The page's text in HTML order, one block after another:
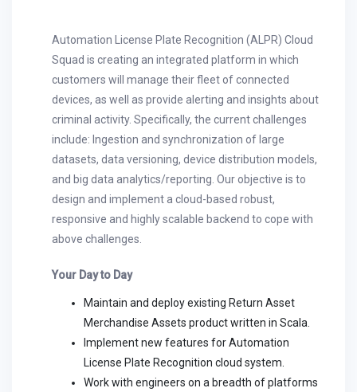
Automation License Plate Recognition (ALPR) Cloud
Squad is creating an integrated platform in which
customers will manage their fleet of connected
devices, as well as provide alerting and insights about
criminal activity. Specifically, the current challenges
include: Ingestion and synchronization of large
datasets, data versioning, device distribution models,
and big data analytics/reporting. Our objective is to
design and implement a cloud-based robust,
responsive and highly scalable backend to cope with
above challenges.
Your Day to Day
Maintain and deploy existing Return Asset
Merchandise Assets product written in Scala.
Implement new features for Automation
License Plate Recognition cloud system.
Work with engineers on a breadth of platforms